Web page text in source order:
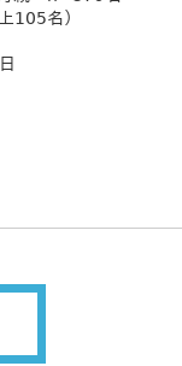
105名）